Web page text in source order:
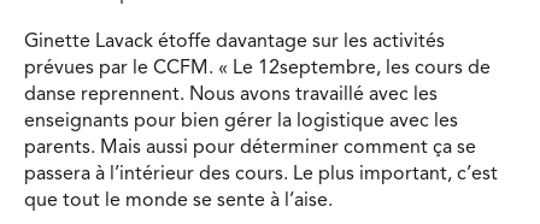
Ginette Lavack étoffe davantage sur les activités
prévues par le CCFM. « Le 12septembre, les cours de
danse reprennent. Nous avons travaillé avec les
enseignants pour bien gérer la logistique avec les
parents. Mais aussi pour déterminer comment ça se
passera à l’intérieur des cours. Le plus important, c’est
que tout le monde se sente à l’aise.